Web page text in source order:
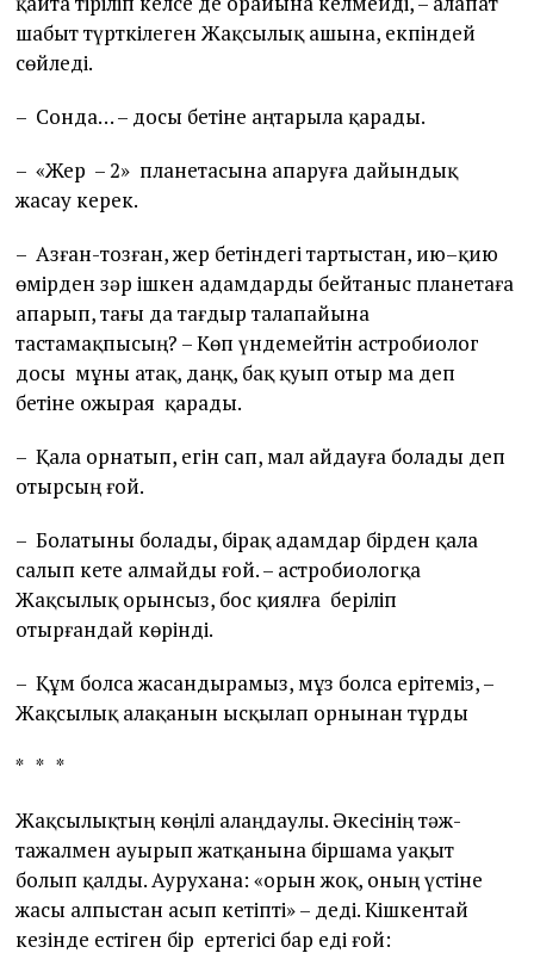
шабыт түрткілеген Жақсылық ашына, екпіндей
сөйледі.
– Сонда… – досы бетіне аңтарыла қарады.
– «Жер – 2» планетасына апаруға дайындық
жасау керек.
– Азған-тозған, жер бетіндегі тартыстан, ию–қию
өмірден зәр ішкен адамдарды бейтаныс планетаға
апарып, тағы да тағдыр талапайына
тастамақпысың? – Көп үндемейтін астробиолог
досы мұны атақ, даңқ, бақ қуып отыр ма деп
бетіне ожырая қарады.
– Қала орнатып, егін сап, мал айдауға болады деп
отырсың ғой.
– Болатыны болады, бірақ адамдар бірден қала
салып кете алмайды ғой. – астробиологқа
Жақсылық орынсыз, бос қиялға беріліп
отырғандай көрінді.
– Құм болса жасандырамыз, мұз болса ерітеміз, –
Жақсылық алақанын ысқылап орнынан тұрды
* * *
Жақсылықтың көңілі алаңдаулы. Әкесінің тәж-
тажалмен ауырып жатқанына біршама уақыт
болып қалды. Аурухана: «орын жоқ, оның үстіне
жасы алпыстан асып кетіпті» – деді. Кішкентай
кезінде естіген бір ертегісі бар еді ғой: